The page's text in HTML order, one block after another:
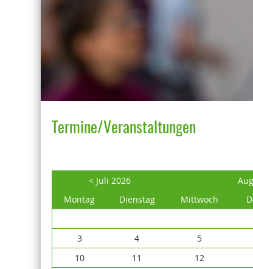
Termine/Veranstaltungen
< Juli 2026
Montag
Dienstag Mittwoch
3
4 5
10
11 12